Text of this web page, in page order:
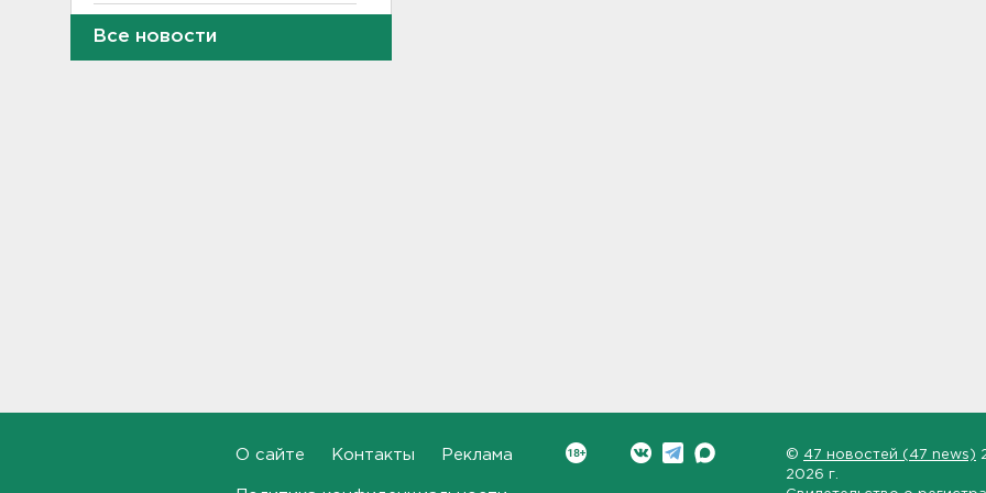
Комтранс напомнил о
маршрутах «наземки» на
фоне переноса электричек
В Ленобласти выбрали
Все новости
О сайте Контакты Реклама © 47 новостей (47 news)
2026 г.